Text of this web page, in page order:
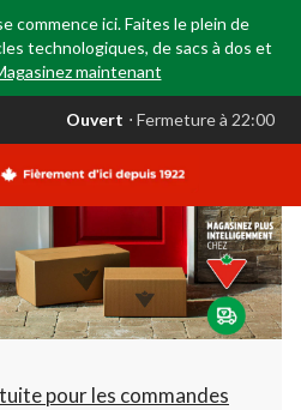
commence ici. Faites le plein de
technologiques, de sacs à dos et
maintenant
votre
est
AB,
Ouvert,
Fermeture
à
22:00
changer
Ouvert ⋅ Fermeture à 22:00
pour les commandes